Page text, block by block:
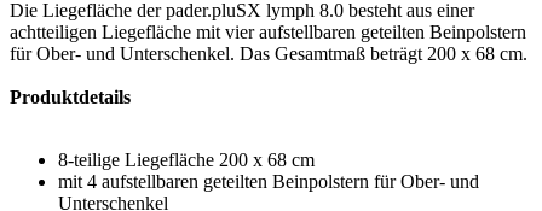
Die Liegefläche der pader.pluSX lymph 8.0 besteht aus einer
achtteiligen Liegefläche mit vier aufstellbaren geteilten Beinpolstern
für Ober- und Unterschenkel. Das Gesamtmaß beträgt 200 x 68 cm.
Produktdetails
8-teilige Liegefläche 200 x 68 cm
mit 4 aufstellbaren geteilten Beinpolstern für Ober- und
Unterschenkel